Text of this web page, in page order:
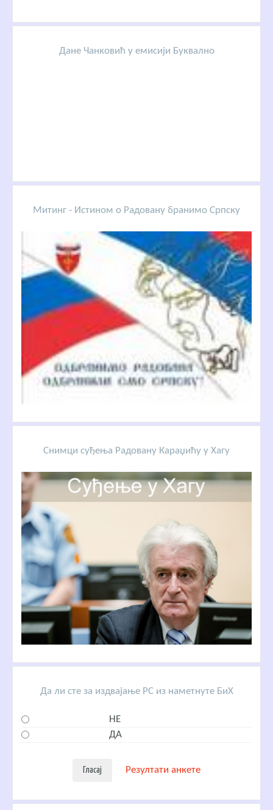
Дане Чанковић у емисији Буквално
Митинг - Истином о Радовану бранимо Српску
Снимци суђења Радовану Караџићу у Хагу
Да ли сте за издвајање РС из наметнуте БиХ
НЕ
ДА
Резултати анкете